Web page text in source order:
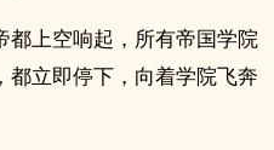
都上空响起，所有帝国学院
都立即停下，向着学院飞奔